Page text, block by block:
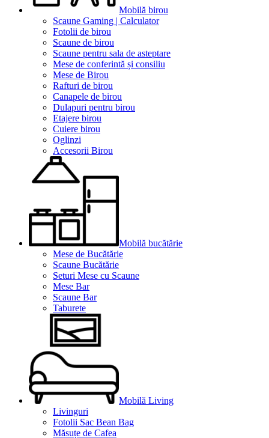
Mobilă birou
Scaune Gaming | Calculator
Fotolii de birou
Scaune de birou
Scaune pentru sala de asteptare
Mese de conferintă și consiliu
Mese de Birou
Rafturi de birou
Canapele de birou
Dulapuri pentru birou
Etajere birou
Cuiere birou
Oglinzi
Accesorii Birou
Mobilă bucătărie
Mese de Bucătărie
Scaune Bucătărie
Seturi Mese cu Scaune
Mese Bar
Scaune Bar
Taburete
Mobilă Living
Livinguri
Fotolii Sac Bean Bag
Măsuțe de Cafea